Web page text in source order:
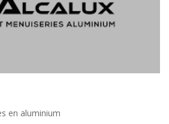
en aluminium